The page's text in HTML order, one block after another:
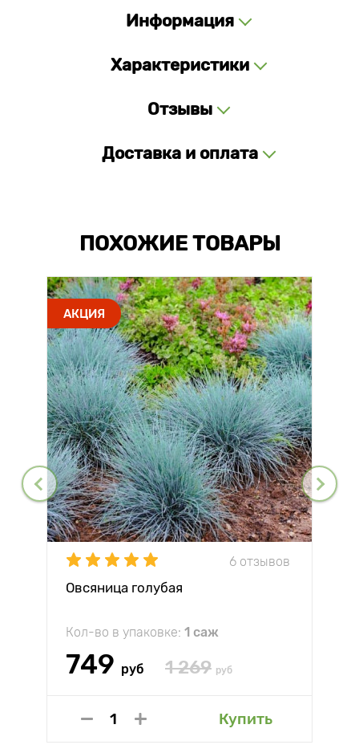
Информация
Характеристики
Отзывы
Доставка и оплата
ПОХОЖИЕ ТОВАРЫ
АКЦИЯ
6 отзывов
Овсяница голубая
Кол-во в упаковке: 1 саж
749 руб 1 269 руб
Купить